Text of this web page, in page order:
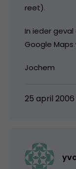
reet).
In ieder
Google Maps
Jochem
25 april